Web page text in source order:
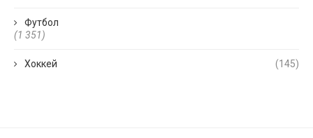
Футбол
(1 351)
Хоккей (145)